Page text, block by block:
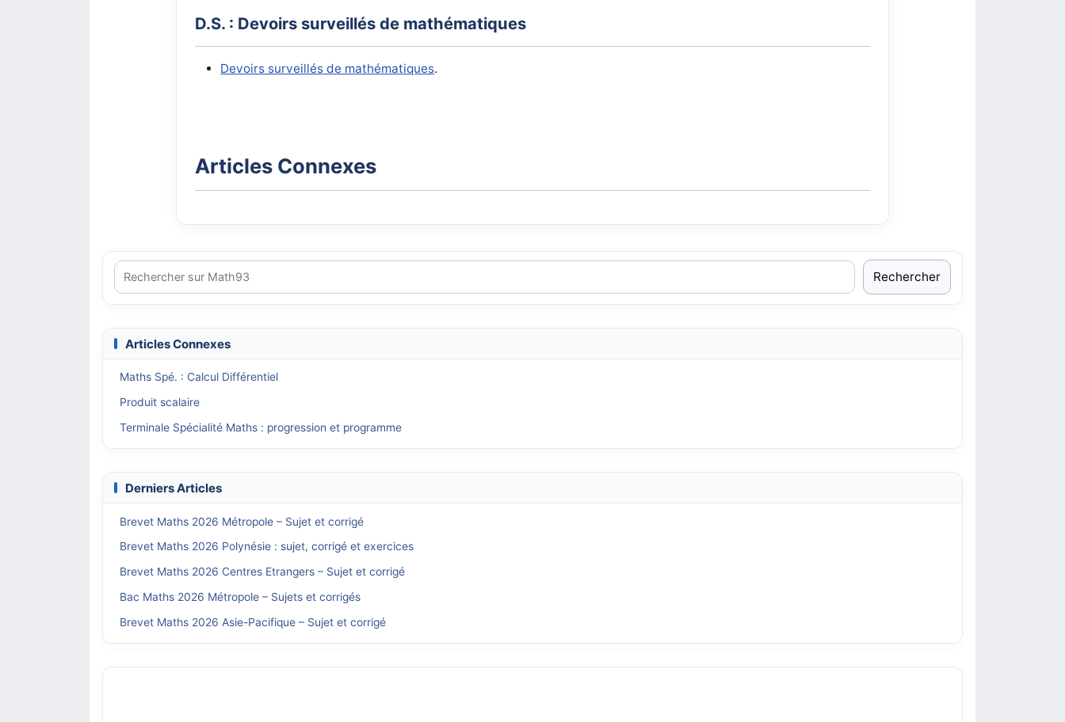
D.S. : Devoirs surveillés de mathématiques
Devoirs surveillés de mathématiques.
Articles Connexes
Rechercher
Articles Connexes
Maths Spé. : Calcul Différentiel
Produit scalaire
Terminale Spécialité Maths : progression et programme
Derniers Articles
Brevet Maths 2026 Métropole – Sujet et corrigé
Brevet Maths 2026 Polynésie : sujet, corrigé et exercices
Brevet Maths 2026 Centres Etrangers – Sujet et corrigé
Bac Maths 2026 Métropole – Sujets et corrigés
Brevet Maths 2026 Asie-Pacifique – Sujet et corrigé